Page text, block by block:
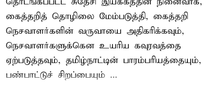
கைத்தறித் தொழிலை மேம்படுத்தி, கைத்தறி
நெசவாளர்களின் வருவாயை அதிகரிக்கவும்,
நெசவாளர்களுக்கென உயரிய கவுரவத்தை
ஏற்படுத்தவும், தமிழ்நாட்டின் பாரம்பரியத்தையும்,
பண்பாட்டுச் சிறப்பையும் ...